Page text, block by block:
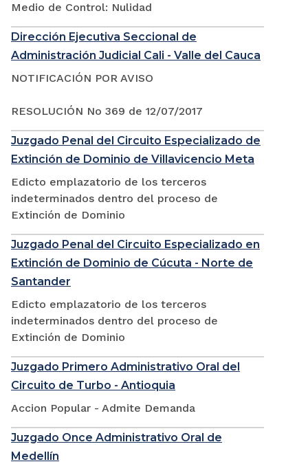
Medio de Control: Nulidad
Dirección Ejecutiva Seccional de
Administración Judicial Cali - Valle del Cauca
NOTIFICACIÓN POR AVISO
RESOLUCIÓN No 369 de 12/07/2017
Juzgado Penal del Circuito Especializado de
Extinción de Dominio de Villavicencio Meta
Edicto emplazatorio de los terceros
indeterminados dentro del proceso de
Extinción de Dominio
Juzgado Penal del Circuito Especializado en
Extinción de Dominio de Cúcuta - Norte de
Santander
Edicto emplazatorio de los terceros
indeterminados dentro del proceso de
Extinción de Dominio
Juzgado Primero Administrativo Oral del
Circuito de Turbo - Antioquia
Accion Popular - Admite Demanda
Juzgado Once Administrativo Oral de
Medellín